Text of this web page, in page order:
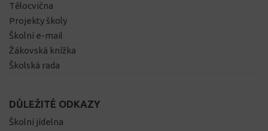
Tělocvična
Projekty školy
Školní e-mail
Žákovská knížka
Školská rada
DŮLEŽITÉ ODKAZY
Školní jídelna